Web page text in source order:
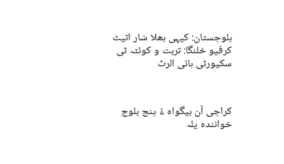
بلوچستان: کیہی بھلا شار اتیٹ
کرفیو خلنگا: تربت و کوئٹہ ٹی
سکیورٹی ہائی الرٹ
کراچی آن بیگواہ ءُ پنچ بلوچ
خوانندہ یلہ